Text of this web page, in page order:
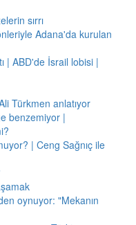
sırrı
Adana'da kurulan
| ABD'de İsrail lobisi |
Türkmen anlatıyor
benzemiyor |
| Ceng Sağnıç ile
oynuyor: "Mekanın